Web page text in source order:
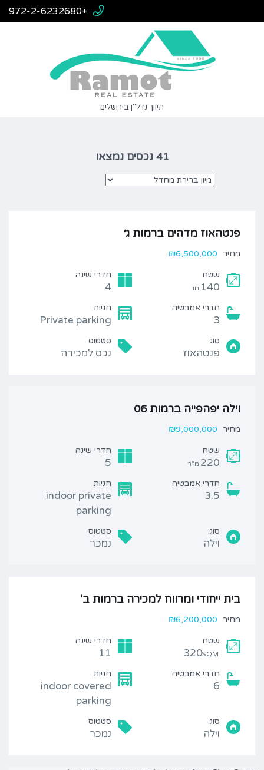
+972-2-6232680
תיווך נדל"ן בירושלים
41 נכסים נמצאו
פנטהאוז מדהים ברמות ג׳
מחיר ₪6,500,000
שטח
140 מר
חדרי שינה
4
חדרי אמבטיה
3
חניות
Private parking
סוג
פנטהאוז
סטטוס
נכס למכירה
וילה יפהפייה ברמות 06
מחיר ₪9,000,000
שטח
220 מ"ר
חדרי שינה
5
חדרי אמבטיה
3.5
חניות
indoor private
parking
סוג
וילה
סטטוס
נמכר
בית ייחודי ומרווח למכירה ברמות ב'
מחיר ₪6,200,000
שטח
320SQM
חדרי שינה
11
חדרי אמבטיה
6
חניות
indoor covered
parking
סוג
וילה
סטטוס
נמכר